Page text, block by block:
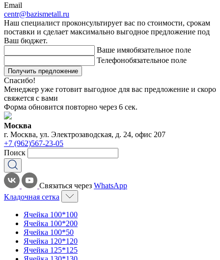
Email
centr@bazismetall.ru
Наш специалист проконсультирует вас по стоимости, срокам
поставки и сделает максимально выгодное предложение под
Ваш бюджет.
Ваше имяобязательное поле
Телефонобязательное поле
Получить предложение
Спасибо!
Менеджер уже готовит выгодное для вас предложение и скоро
свяжется с вами
Форма обновится повторно через 6 сек.
Москва
г. Москва, ул. Электрозаводская, д. 24, офис 207
+7 (962)567-23-05
Поиск
Связаться через WhatsApp
Кладочная сетка
Ячейка 100*100
Ячейка 100*200
Ячейка 100*50
Ячейка 120*120
Ячейка 125*125